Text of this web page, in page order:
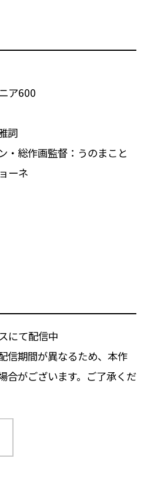
ア600
詞
・総作画監督：うのまこと
ーネ
にて配信中
信期間が異なるため、本作
合がございます。ご了承くだ